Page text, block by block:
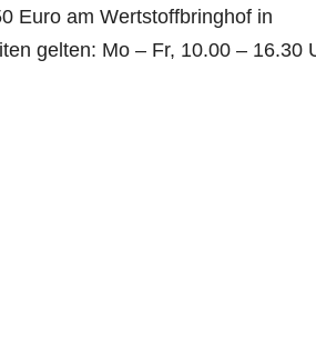
Euro am Wertstoffbringhof in
gelten: Mo – Fr, 10.00 – 16.30